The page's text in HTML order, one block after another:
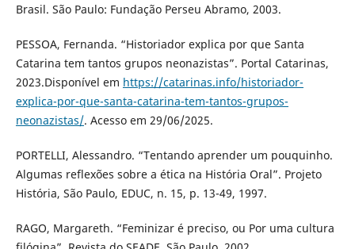
Brasil. São Paulo: Fundação Perseu Abramo, 2003.
PESSOA, Fernanda. “Historiador explica por que Santa
Catarina tem tantos grupos neonazistas”. Portal Catarinas,
2023.Disponível em https://catarinas.info/historiador-
explica-por-que-santa-catarina-tem-tantos-grupos-
neonazistas/. Acesso em 29/06/2025.
PORTELLI, Alessandro. “Tentando aprender um pouquinho.
Algumas reflexões sobre a ética na História Oral”. Projeto
História, São Paulo, EDUC, n. 15, p. 13-49, 1997.
RAGO, Margareth. “Feminizar é preciso, ou Por uma cultura